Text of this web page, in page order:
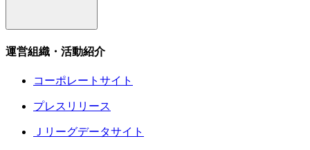
運営組織・活動紹介
コーポレートサイト
プレスリリース
Ｊリーグデータサイト